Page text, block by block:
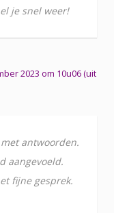
je snel weer!
2023 om 10u06 (uit
antwoorden.
aangevoeld.
fijne gesprek.